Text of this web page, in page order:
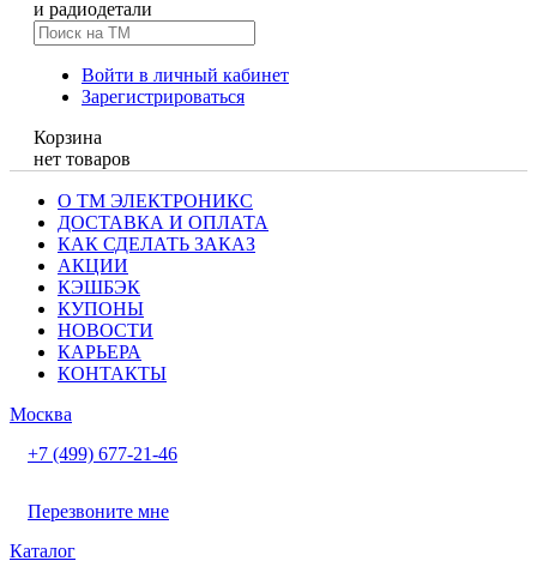
и радиодетали
Войти в личный кабинет
Зарегистрироваться
Корзина
нет товаров
О ТМ ЭЛЕКТРОНИКС
ДОСТАВКА И ОПЛАТА
КАК СДЕЛАТЬ ЗАКАЗ
АКЦИИ
КЭШБЭК
КУПОНЫ
НОВОСТИ
КАРЬЕРА
КОНТАКТЫ
Москва
+7 (499) 677-21-46
Перезвоните мне
Каталог